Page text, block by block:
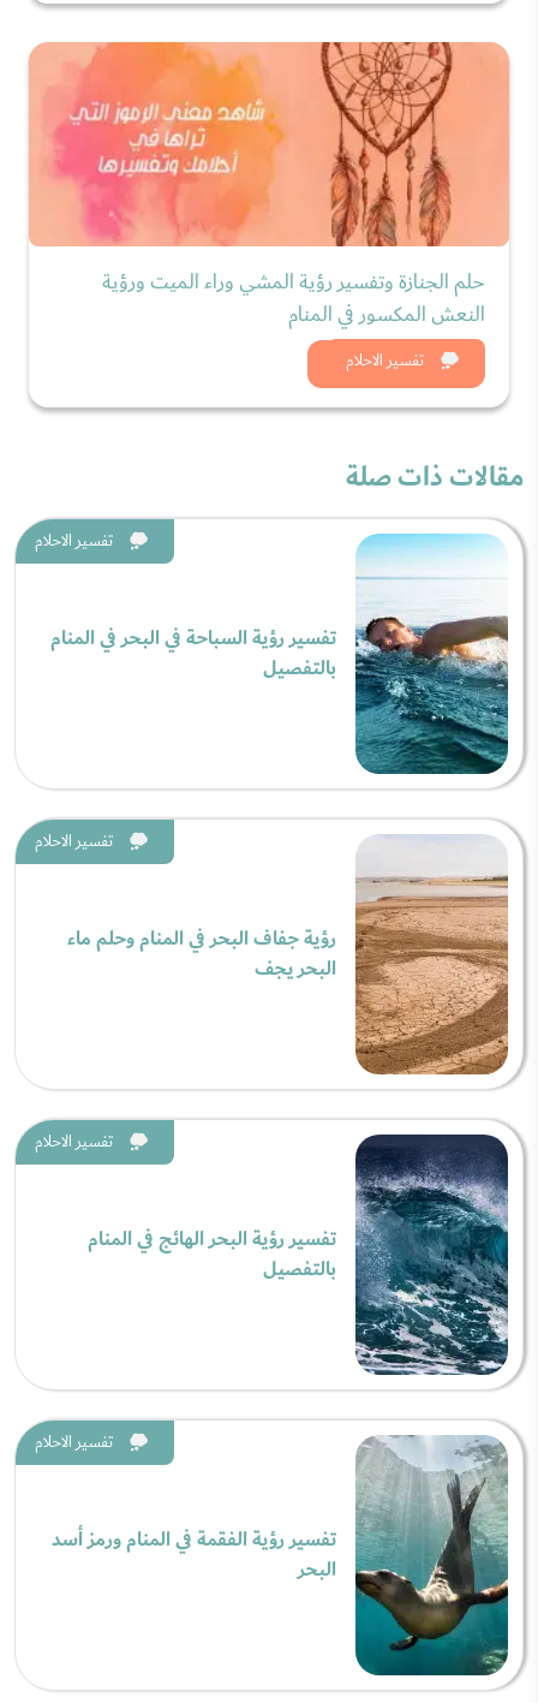
تفسير الاحلام
حلم الجنازة وتفسير رؤية المشي وراء الميت ورؤية
النعش المكسور في المنام
شاهد الان
مقالات ذات صلة
تفسير الاحلام
تفسير رؤية السباحة في البحر في المنام
بالتفصيل
تفسير الاحلام
رؤية جفاف البحر في المنام وحلم ماء
البحر يجف
تفسير الاحلام
تفسير رؤية البحر الهائج في المنام
بالتفصيل
تفسير الاحلام
تفسير رؤية الفقمة في المنام ورمز أسد
البحر